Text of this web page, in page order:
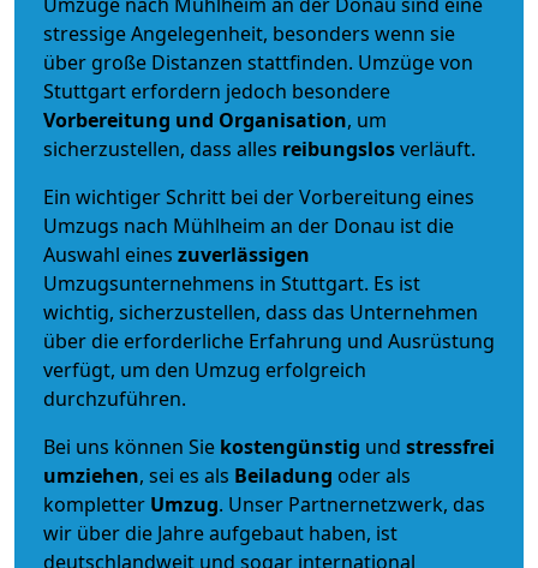
stressige Angelegenheit, besonders wenn sie
über große Distanzen stattfinden. Umzüge von
Stuttgart erfordern jedoch besondere
Vorbereitung und Organisation, um
sicherzustellen, dass alles reibungslosverläuft.
Ein wichtiger Schritt bei der Vorbereitung eines
Umzugs nach Mühlheim an der Donau ist die
Auswahl eines zuverlässigen
Umzugsunternehmens in Stuttgart. Es ist
wichtig, sicherzustellen, dass das Unternehmen
über die erforderliche Erfahrung und Ausrüstung
verfügt, um den Umzug erfolgreich
durchzuführen.
Bei uns können Sie kostengünstig und stressfrei
umziehen, sei es als Beiladung oder als
kompletter Umzug. Unser Partnernetzwerk, das
wir über die Jahre aufgebaut haben, ist
deutschlandweit und sogar international